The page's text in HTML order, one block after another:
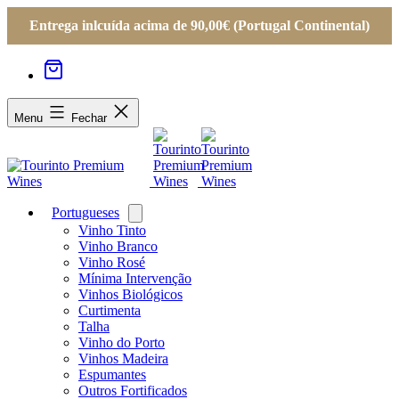
Entrega inlcuída acima de 90,00€ (Portugal Continental)
Menu Fechar
Portugueses
menu
Vinho Tinto
Vinho Branco
Vinho Rosé
Mínima Intervenção
Vinhos Biológicos
Curtimenta
Talha
Vinho do Porto
Vinhos Madeira
Espumantes
Outros Fortificados